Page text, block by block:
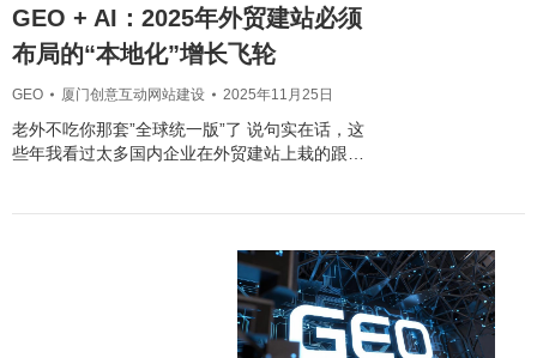
GEO + AI：2025年外贸建站必须
布局的“本地化”增长飞轮
GEO 厦门创意互动网站建设 2025年11月25日
老外不吃你那套”全球统一版”了 说句实在话，这
些年我看过太多国内企业在外贸建站上栽的跟…